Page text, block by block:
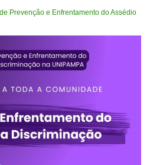
Prevenção e Enfrentamento do Assédio